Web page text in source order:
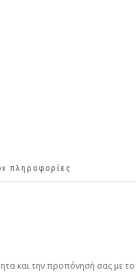
πληροφορίες
και την προπόνησή σας με το